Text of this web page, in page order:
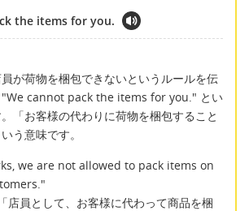
the items for you.
が荷物を梱包できないというルールを伝
"We cannot pack the items for you." とい
「お客様の代わりに荷物を梱包すること
う意味です。
we are not allowed to pack items on
店員として、お客様に代わって商品を梱